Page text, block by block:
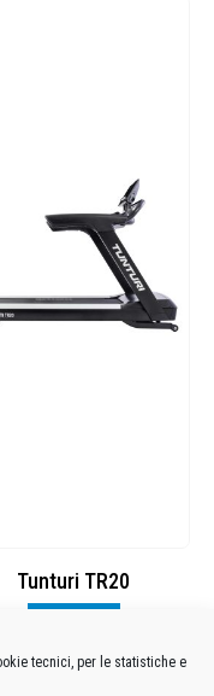
tecnici, per le statistiche e
Tunturi TR20